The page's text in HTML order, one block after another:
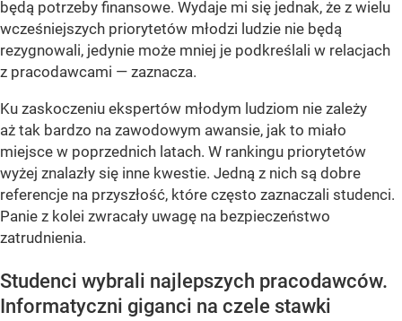
będą potrzeby finansowe. Wydaje mi się jednak, że z wielu
wcześniejszych priorytetów młodzi ludzie nie będą
rezygnowali, jedynie może mniej je podkreślali w relacjach
z pracodawcami — zaznacza.
Ku zaskoczeniu ekspertów młodym ludziom nie zależy
aż tak bardzo na zawodowym awansie, jak to miało
miejsce w poprzednich latach. W rankingu priorytetów
wyżej znalazły się inne kwestie. Jedną z nich są dobre
referencje na przyszłość, które często zaznaczali studenci.
Panie z kolei zwracały uwagę na bezpieczeństwo
zatrudnienia.
Studenci wybrali najlepszych pracodawców.
Informatyczni giganci na czele stawki